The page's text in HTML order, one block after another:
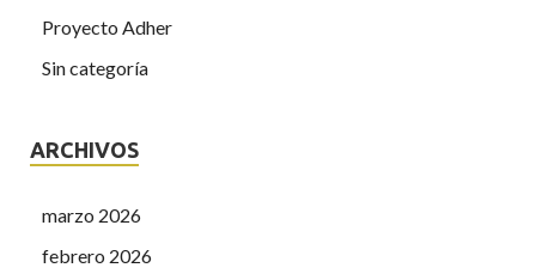
Proyecto Adher
Sin categoría
ARCHIVOS
marzo 2026
febrero 2026